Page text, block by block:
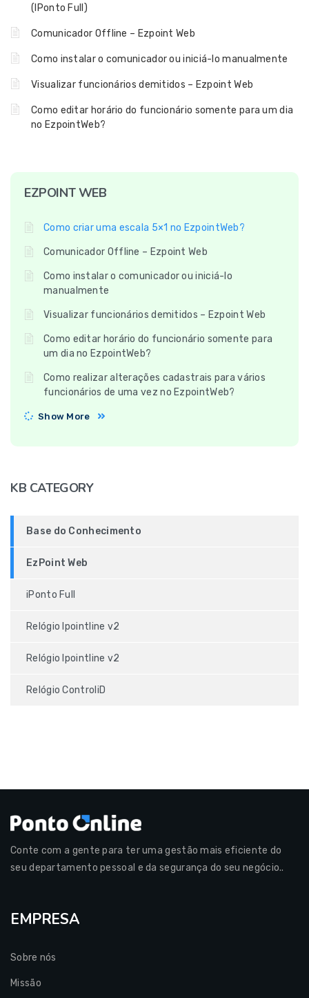
(IPonto Full)
Comunicador Offline – Ezpoint Web
Como instalar o comunicador ou iniciá-lo manualmente
Visualizar funcionários demitidos – Ezpoint Web
Como editar horário do funcionário somente para um dia
no EzpointWeb?
EZPOINT WEB
Como criar uma escala 5×1 no EzpointWeb?
Comunicador Offline – Ezpoint Web
Como instalar o comunicador ou iniciá-lo
manualmente
Visualizar funcionários demitidos – Ezpoint Web
Como editar horário do funcionário somente para
um dia no EzpointWeb?
Como realizar alterações cadastrais para vários
funcionários de uma vez no EzpointWeb?
Show More
KB CATEGORY
Base do Conhecimento
EzPoint Web
iPonto Full
Relógio Ipointline v2
Relógio Ipointline v2
Relógio ControliD
Conte com a gente para ter uma gestão mais eficiente do
seu departamento pessoal e da segurança do seu negócio..
EMPRESA
Sobre nós
Missão